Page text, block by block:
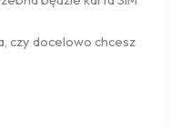
czy docelowo chcesz